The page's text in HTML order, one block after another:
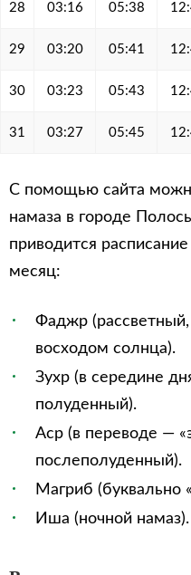
28 03:16 05:38
29 03:20 05:41
30 03:23 05:43
31 03:27 05:45
С помощью сайта
намаза в городе
приводится
месяц:
Фаджр
восходом солнца).
Зухр (в середине
полуденный).
Аср (в переводе —
послеполуденный).
Магриб (буквально
Иша (ночной намаз).